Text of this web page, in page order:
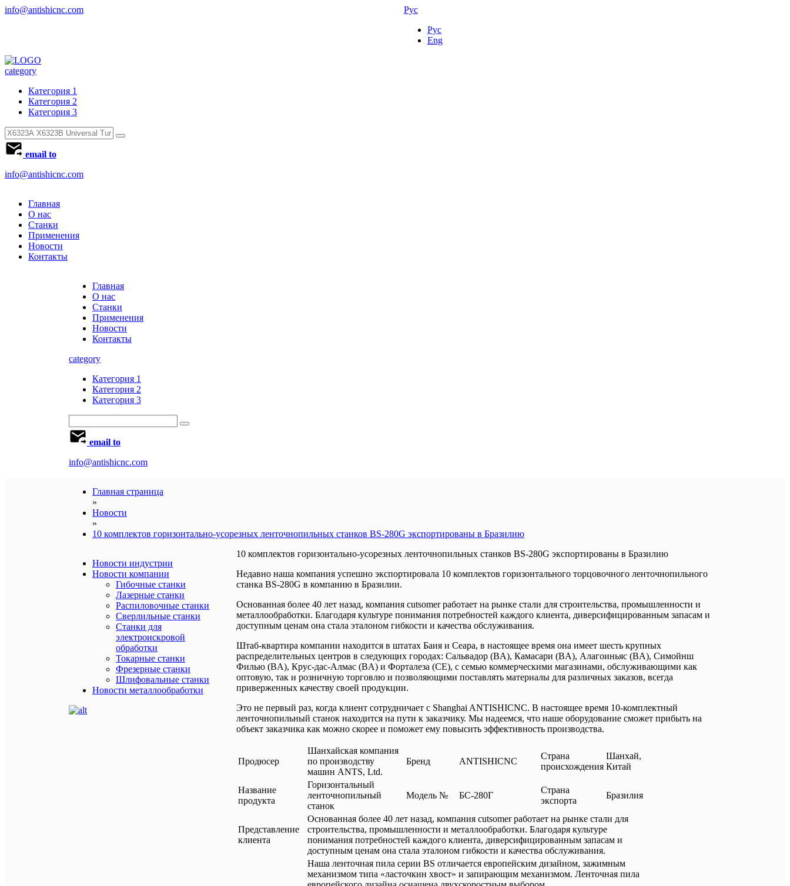
info@antishicnc.com
Рус
Рус
Eng
category
Категория 1
Категория 2
Категория 3
email to
info@antishicnc.com
Главная
О нас
Станки
Применения
Новости
Контакты
Главная
О нас
Станки
Применения
Новости
Контакты
category
Категория 1
Категория 2
Категория 3
email to
info@antishicnc.com
Главная страница
»
Новости
»
10 комплектов горизонтально-усорезных ленточнопильных станков BS-280G экспортированы в Бразилию
Новости индустрии
Новости компании
Гибочные станки
Лазерные станки
Распиловочные станки
Сверлильные станки
Станки для
электроискровой
обработки
Токарные станки
Фрезерные станки
Шлифовальные станки
Новости металлообработки
10 комплектов горизонтально-усорезных ленточнопильных станков BS-280G экспортированы в Бразилию
Недавно наша компания успешно экспортировала 10 комплектов горизонтального торцовочного ленточнопильного
станка BS-280G в компанию в Бразилии.
Основанная более 40 лет назад, компания cutsomer работает на рынке стали для строительства, промышленности и
металлообработки. Благодаря культуре понимания потребностей каждого клиента, диверсифицированным запасам и
доступным ценам она стала эталоном гибкости и качества обслуживания.
Штаб-квартира компании находится в штатах Баия и Сеара, в настоящее время она имеет шесть крупных
распределительных центров в следующих городах: Сальвадор (BA), Камасари (BA), Алагоиньяс (BA), Симойнш
Филью (BA), Крус-дас-Алмас (BA) и Форталеза (CE), с семью коммерческими магазинами, обслуживающими как
оптовую, так и розничную торговлю и позволяющими поставлять материалы для различных заказов, всегда
приверженных качеству своей продукции.
Это не первый раз, когда клиент сотрудничает с Shanghai ANTISHICNC. В настоящее время 10-комплектный
ленточнопильный станок находится на пути к заказчику. Мы надеемся, что наше оборудование сможет прибыть на
объект заказчика как можно скорее и поможет ему повысить эффективность производства.
Продюсер
Шанхайская компания
по производству
машин ANTS, Ltd.
Бренд ANTISHICNC
Страна
происхождения
Шанхай,
Китай
Название
продукта
Горизонтальный
ленточнопильный
станок
Модель № БС-280Г
Страна
экспорта
Бразилия
Представление
клиента
Основанная более 40 лет назад, компания cutsomer работает на рынке стали для
строительства, промышленности и металлообработки. Благодаря культуре
понимания потребностей каждого клиента, диверсифицированным запасам и
доступным ценам она стала эталоном гибкости и качества обслуживания.
Наша ленточная пила серии BS отличается европейским дизайном, зажимным
механизмом типа «ласточкин хвост» и запирающим механизмом. Ленточная пила